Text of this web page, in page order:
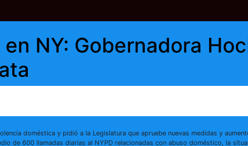
NY: Gobernadora
doméstica y pidió a la Legislatura que apruebe nuevas medidas y
de 600 llamadas diarias al NYPD relacionadas con abuso doméstico, la